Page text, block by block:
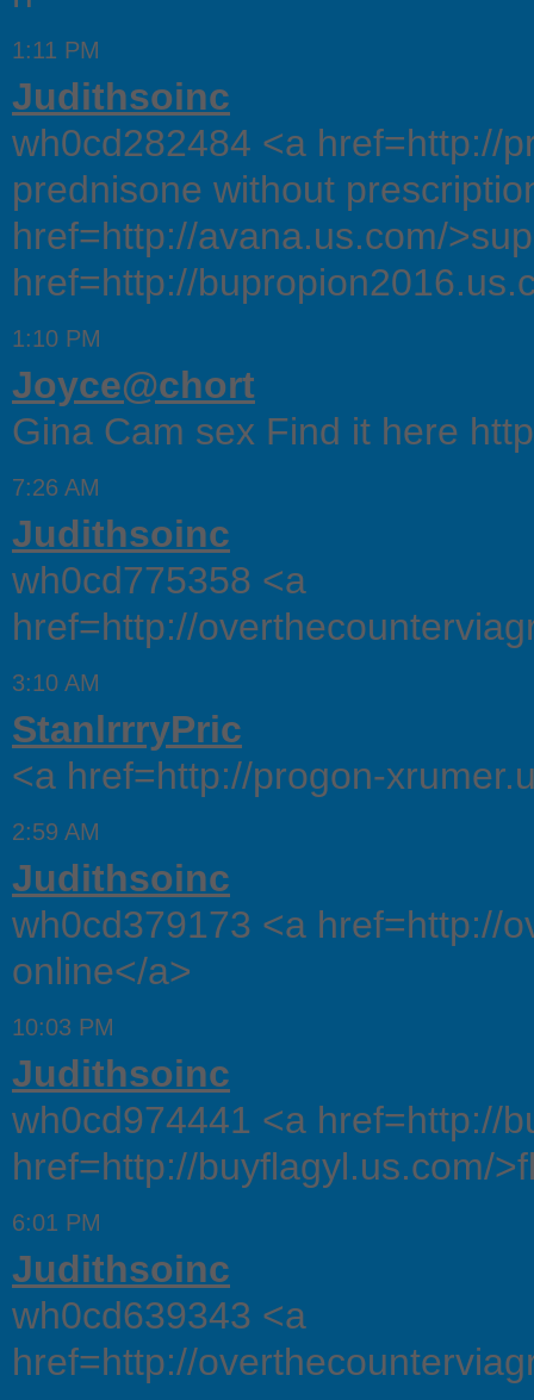
1:11 PM
Judithsoinc
wh0cd282484 <a href=http://
prednisone without
href=http://avana.us.com/
href=http://
1:10 PM
Joyce@chort
Gina Cam sex Find it here
7:26 AM
Judithsoinc
wh0cd775358 <a
href=http://
3:10 AM
StanlrrryPric
<a href=http://progon-
2:59 AM
Judithsoinc
wh0cd379173 <a href=http://
online</a>
10:03 PM
Judithsoinc
wh0cd974441 <a href=http://
href=http://buyflagyl.us.com/
6:01 PM
Judithsoinc
wh0cd639343 <a
href=http://